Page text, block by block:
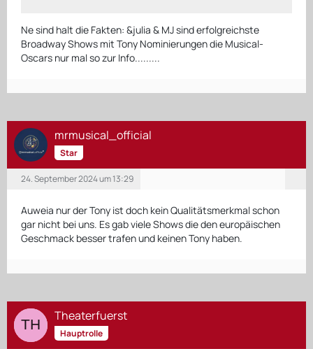
Ne sind halt die Fakten: &julia & MJ sind erfolgreichste
Broadway Shows mit Tony Nominierungen die Musical-
Oscars nur mal so zur Info.........
mrmusical_official
Star
24. September 2024 um 13:29
Auweia nur der Tony ist doch kein Qualitätsmerkmal schon
gar nicht bei uns. Es gab viele Shows die den europäischen
Geschmack besser trafen und keinen Tony haben.
Theaterfuerst
Hauptrolle